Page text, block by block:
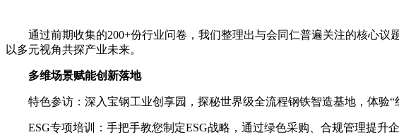
通过前期收集的200+份行业问卷，我们整理出与会同仁普遍关注的核心议
以多元视角共探产业未来。
多维场景赋能创新落地
特色参访：深入宝钢工业创享园，探秘世界级全流程钢铁智造基地，体验“
ESG专项培训：手把手教您制定ESG战略，通过绿色采购、合规管理提升企